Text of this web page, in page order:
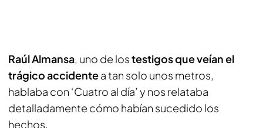
Raúl Almansa, uno de lostestigos que veían el
trágico accidentea tan solo unos metros,
hablaba con ‘Cuatro al día’ y nos relataba
detalladamente cómo habían sucedido los
hechos.